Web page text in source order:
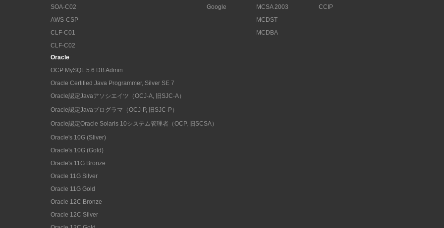
SOA-C02
AWS-CSP
CLF-C01
CLF-C02
Google
MCSA 2003
MCDST
MCDBA
CCIP
Oracle
OCP MySQL 5.6 DB Admin
Oracle Certified Java Programmer, Silver SE 7
Oracle認定Javaアソシエイツ（OCJ-A, 旧SJC-A）
Oracle認定Javaプログラマ（OCJ-P, 旧SJC-P）
Oracle認定Oracle Solaris 10システム管理者（OCP, 旧SCSA）
Oracle's 10G (Sliver)
Oracle's 10G (Gold)
Oracle's 11G Bronze
Oracle 11G Silver
Oracle 11G Gold
Oracle 12C Bronze
Oracle 12C Silver